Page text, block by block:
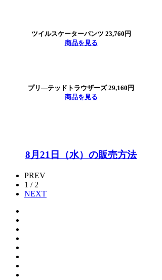
ツイルスケーターパンツ 23,760円
商品を見る
プリ―テッドトラウザーズ 29,160円
商品を見る
8月21日（水）の販売方法
PREV
1 / 2
NEXT